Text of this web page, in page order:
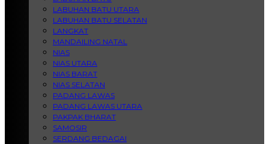
LABUHAN BATU UTARA
LABUHAN BATU SELATAN
LANGKAT
MANDAILING NATAL
NIAS
NIAS UTARA
NIAS BARAT
NIAS SELATAN
PADANG LAWAS
PADANG LAWAS UTARA
PAKPAK BHARAT
SAMOSIR
SERDANG BEDAGAI